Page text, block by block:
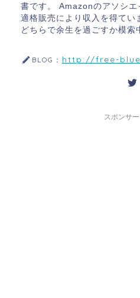
書です。 Amazonのアソシエ
適格販売により収入を得てい
どちらで余生を過ごすか模索
BLOG： http://free-
スポンサ